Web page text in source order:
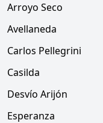
Arroyo Seco
Avellaneda
Carlos Pellegrini
Casilda
Desvío Arijón
Esperanza